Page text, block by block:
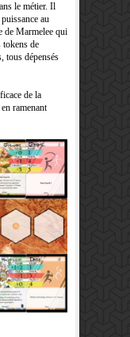
le métier. Il
au
de Marmelee qui
tokens de
tous dépensés
de la
ramenant